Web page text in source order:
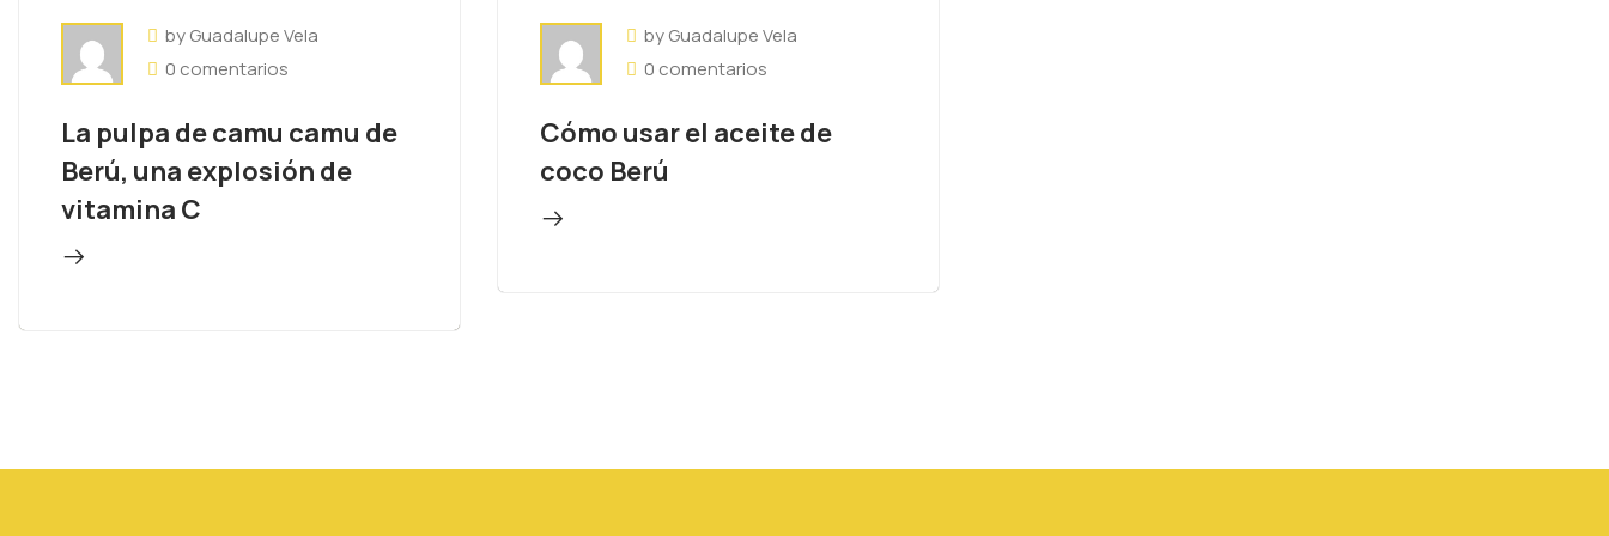
by Guadalupe Vela
0 comentarios
La pulpa de camu camu de
Berú, una explosión de
vitamina C
by Guadalupe Vela
0 comentarios
Cómo usar el aceite de
coco Berú